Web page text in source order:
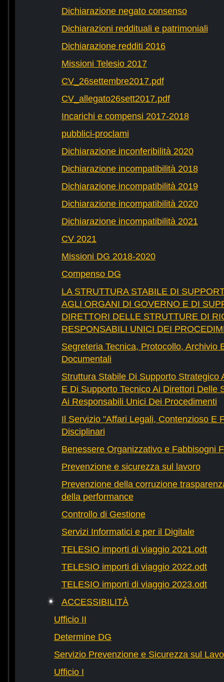
Dichiarazione negato consenso
Dichiarazioni reddituali e patrimoniali
Dichiarazione redditi 2016
Missioni Telesio 2017
CV_26settembre2017.pdf
CV_allegato26sett2017.pdf
Incarichi e compensi 2017-2018
pubblici-proclami
Dichiarazione inconferibilità 2020
Dichiarazione incompatibilità 2018
Dichiarazione incompatibilità 2019
Dichiarazione incompatibilità 2020
Dichiarazione incompatibilità 2021
CV 2021
Missioni DG 2018-2020
Compenso DG
LA STRUTTURA STABILE DI
AGLI ORGANI DI GOVERNO E DI
DIRETTORI DELLE STRUTTURE DI
RESPONSABILI UNICI DEI
Segreteria Tecnica, Protocollo, Archivio
Documentali
Struttura Stabile Di Supporto Strategico
E Di Supporto Tecnico Ai Direttori Delle
Ai Responsabili Unici Dei Procedimenti
Il Servizio "Affari Legali, Contenzioso E
Disciplinari
Benessere Organizzativo e Fabbisogni
Prevenzione e sicurezza sul lavoro
Prevenzione della corruzione
della performance
Controllo di Gestione
Servizi Informatici e per il Digitale
TELESIO importi di viaggio 2021.odt
TELESIO importi di viaggio 2022.odt
TELESIO importi di viaggio 2023.odt
ACCESSIBILITÀ
Ufficio II
Determine DG
Servizio Prevenzione e Sicurezza sul
Ufficio I